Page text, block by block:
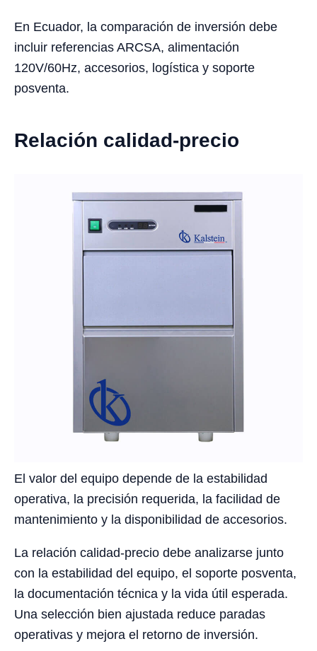
En Ecuador, la comparación de inversión debe
incluir referencias ARCSA, alimentación
120V/60Hz, accesorios, logística y soporte
posventa.
Relación calidad-precio
El valor del equipo depende de la estabilidad
operativa, la precisión requerida, la facilidad de
mantenimiento y la disponibilidad de accesorios.
La relación calidad-precio debe analizarse junto
con la estabilidad del equipo, el soporte posventa,
la documentación técnica y la vida útil esperada.
Una selección bien ajustada reduce paradas
operativas y mejora el retorno de inversión.